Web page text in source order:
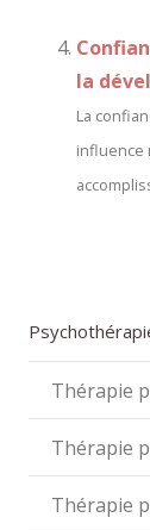
la
La
influence
Thérapie
Thérapie
Thérapie